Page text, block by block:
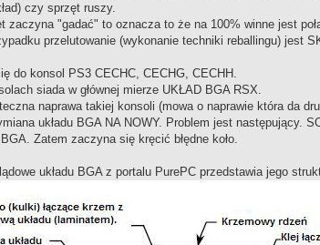
czy sprzęt ruszy.
zaczyna "gadać" to oznacza to że na 100% winne jest
przelutowanie (wykonanie techniki reballingu) jest
do konsol PS3 CECHC, CECHG, CECHH.
siada w głównej mierze UKŁAD BGA RSX.
naprawa takiej konsoli (mowa o naprawie która da
układu BGA NA NOWY. Problem jest następujący.
Zatem zaczyna się kręcić błędne koło.
układu BGA z portalu PurePC przedstawia jego